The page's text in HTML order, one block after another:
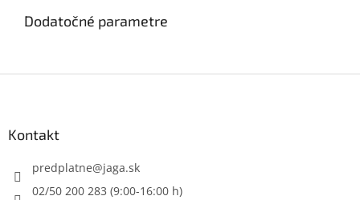
Dodatočné parametre
Kontakt
predplatne@jaga.sk
02/50 200 283 (9:00-16:00 h)